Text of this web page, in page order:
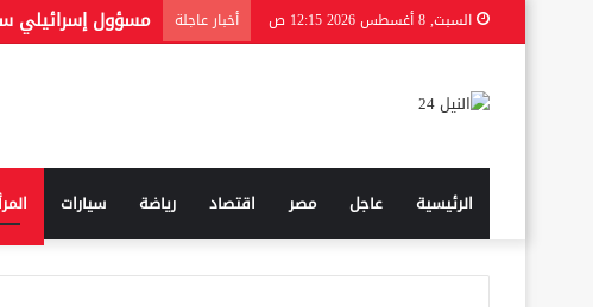
السبت, 8 أغسطس 2026 12:15 ص أخبار عاجلة
الرئيسية عاجل مصر اقتصاد رياضة سيارات